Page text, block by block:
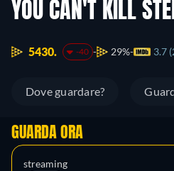
YOU CAN'T KILL
5430. -40 29% 3.7
Dove guardare?
GUARDA ORA
streaming